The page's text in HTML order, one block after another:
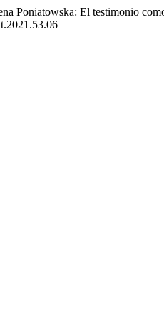
Poniatowska: El testimonio